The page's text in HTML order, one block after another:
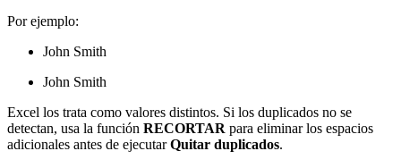
Por ejemplo:
John Smith
John Smith
Excel los trata como valores distintos. Si los duplicados no se
detectan, usa la función RECORTAR para eliminar los espacios
adicionales antes de ejecutarQuitar duplicados.